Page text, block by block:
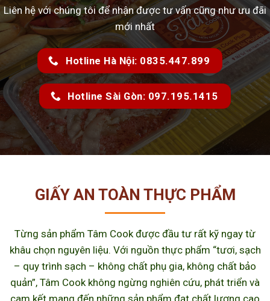
Liên hệ với chúng tôi để nhận được tư vấn cũng như ưu đãi
mới nhất
Hotline Hà Nội: 0835.447.899
Hotline Sài Gòn: 097.195.1415
GIẤY AN TOÀN THỰC PHẨM
Từng sản phẩm Tâm Cook được đầu tư rất kỹ ngay từ
khâu chọn nguyên liệu. Với nguồn thực phẩm “tươi, sạch
– quy trình sạch – không chất phụ gia, không chất bảo
quản”, Tâm Cook không ngừng nghiên cứu, phát triển và
cam kết mang đến những sản phẩm đạt chất lượng cao